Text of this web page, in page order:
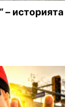
– историята